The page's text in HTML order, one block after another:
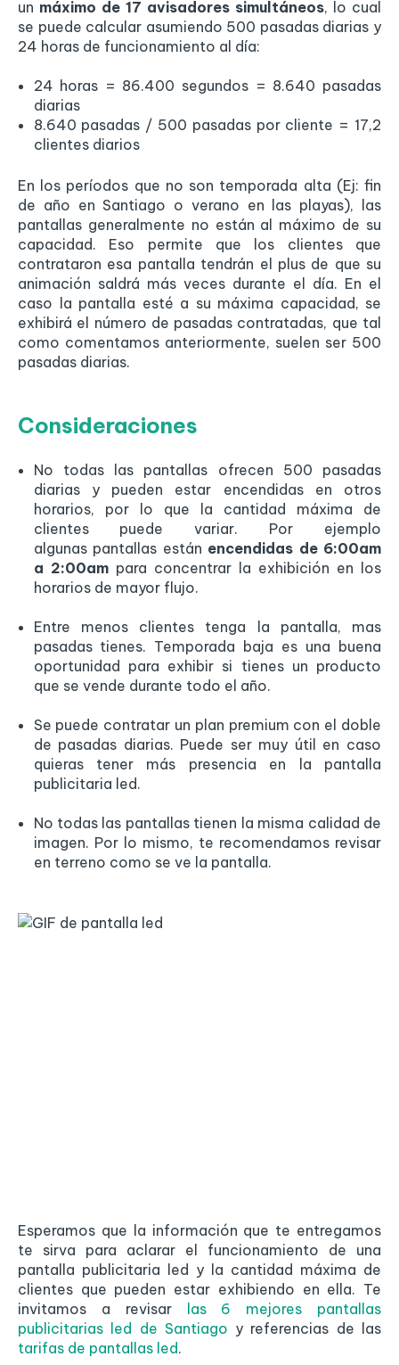
un máximo de 17 avisadores simultáneos, lo cual
se puede calcular asumiendo 500 pasadas diarias y
24 horas de funcionamiento al día:
24 horas = 86.400 segundos = 8.640 pasadas
diarias
8.640 pasadas / 500 pasadas por cliente = 17,2
clientes diarios
En los períodos que no son temporada alta (Ej: fin
de año en Santiago o verano en las playas), las
pantallas generalmente no están al máximo de su
capacidad. Eso permite que los clientes que
contrataron esa pantalla tendrán el plus de que su
animación saldrá más veces durante el día. En el
caso la pantalla esté a su máxima capacidad, se
exhibirá el número de pasadas contratadas, que tal
como comentamos anteriormente, suelen ser 500
pasadas diarias.
Consideraciones
No todas las pantallas ofrecen 500 pasadas
diarias y pueden estar encendidas en otros
horarios, por lo que la cantidad máxima de
clientes puede variar. Por ejemplo
algunas pantallas están encendidas de 6:00am
a 2:00ampara concentrar la exhibición en los
horarios de mayor flujo.
Entre menos clientes tenga la pantalla, mas
pasadas tienes. Temporada baja es una buena
oportunidad para exhibir si tienes un producto
que se vende durante todo el año.
Se puede contratar un plan premium con el doble
de pasadas diarias. Puede ser muy útil en caso
quieras tener más presencia en la pantalla
publicitaria led.
No todas las pantallas tienen la misma calidad de
imagen. Por lo mismo, te recomendamos revisar
en terreno como se ve la pantalla.
Esperamos que la información que te entregamos
te sirva para aclarar el funcionamiento de una
pantalla publicitaria led y la cantidad máxima de
clientes que pueden estar exhibiendo en ella. Te
invitamos a revisar las 6 mejores pantallas
publicitarias led de Santiago y referencias de las
tarifas de pantallas led.